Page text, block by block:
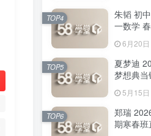
朱韬 初
一数学
6月20
TOP4
夏梦迪
梦想典
5月15
TOP5
郑瑞
期寒春
TOP6